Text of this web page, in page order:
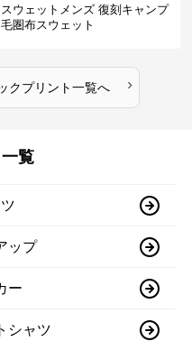
スウェットメンズ 復刻キャンプ
毛圏布スウェット
クプリント一覧へ ›
覧
ップ
ー
シャツ